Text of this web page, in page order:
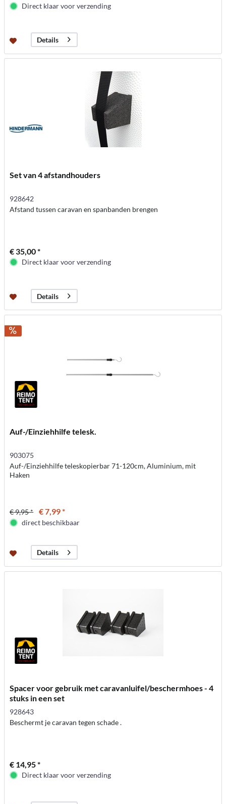
Direct klaar voor verzending
Details
Set van 4 afstandhouders
928642
Afstand tussen caravan en spanbanden brengen
€ 35,00 *
Direct klaar voor verzending
Details
Auf-/Einziehhilfe telesk.
903075
Auf-/Einziehhilfe teleskopierbar 71-120cm, Aluminium, mit
Haken
€ 9,95 * € 7,99 *
direct beschikbaar
Details
Spacer voor gebruik met caravanluifel/beschermhoes - 4
stuks in een set
928643
Beschermt je caravan tegen schade .
€ 14,95 *
Direct klaar voor verzending